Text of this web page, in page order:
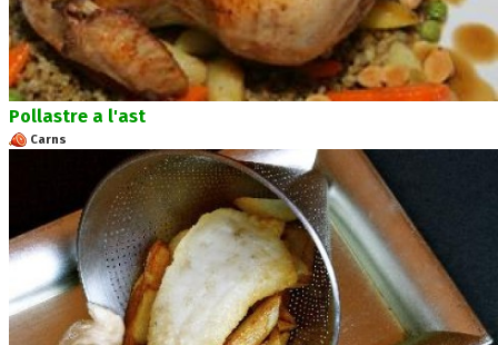
Pollastre a l'ast
Carns